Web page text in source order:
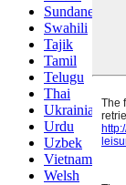
Sundanese
Swahili
Tajik
Tamil
Telugu
Thai
Ukrainian
Urdu
Uzbek
Vietnamese
Welsh